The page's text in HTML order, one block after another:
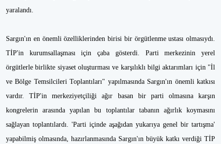
yaralandı.
Sargın'ın en önemli özelliklerinden birisi bir örgütlenme ustası olmasıydı.
TİP'in kurumsallaşması için çaba gösterdi. Parti merkezinin yerel
örgütlerle birlikte siyaset oluşturması ve karşılıklı bilgi aktarımları için "İl
ve Bölge Temsilcileri Toplantıları" yapılmasında Sargın'ın önemli katkısı
vardır. TİP'in merkeziyetçiliği ağır basan bir parti olmasına karşın
kongrelerin arasında yapılan bu toplantılar tabanın ağırlık koymasını
sağlayan toplantılardı. 'Parti içinde aşağıdan yukarıya genel bir tartışma'
yapabilmiş olmasında, hazırlanmasında Sargın'ın büyük katkı verdiği TİP